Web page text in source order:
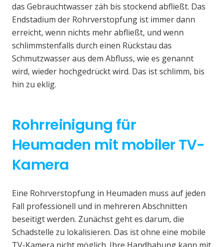
das Gebrauchtwasser zäh bis stockend abfließt. Das
Endstadium der Rohrverstopfung ist immer dann
erreicht, wenn nichts mehr abfließt, und wenn
schlimmstenfalls durch einen Rückstau das
Schmutzwasser aus dem Abfluss, wie es genannt
wird, wieder hochgedrückt wird. Das ist schlimm, bis
hin zu eklig.
Rohrreinigung für
Heumaden mit mobiler TV-
Kamera
Eine Rohrverstopfung in Heumaden muss auf jeden
Fall professionell und in mehreren Abschnitten
beseitigt werden. Zunächst geht es darum, die
Schadstelle zu lokalisieren. Das ist ohne eine mobile